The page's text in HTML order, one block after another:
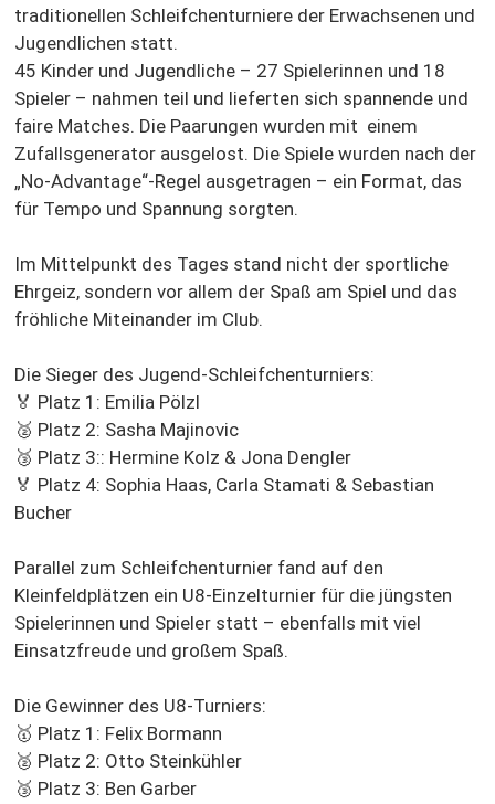
traditionellen Schleifchenturniere der Erwachsenen und
Jugendlichen statt.
45 Kinder und Jugendliche – 27 Spielerinnen und 18
Spieler – nahmen teil und lieferten sich spannende und
faire Matches. Die Paarungen wurden mit einem
Zufallsgenerator ausgelost. Die Spiele wurden nach der
„No-Advantage“-Regel ausgetragen – ein Format, das
für Tempo und Spannung sorgten.
Im Mittelpunkt des Tages stand nicht der sportliche
Ehrgeiz, sondern vor allem der Spaß am Spiel und das
fröhliche Miteinander im Club.
Die Sieger des Jugend-Schleifchenturniers:
🏅 Platz 1: Emilia Pölzl
🥈 Platz 2: Sasha Majinovic
🥉 Platz 3:: Hermine Kolz & Jona Dengler
🏅 Platz 4: Sophia Haas, Carla Stamati & Sebastian
Bucher
Parallel zum Schleifchenturnier fand auf den
Kleinfeldplätzen ein U8-Einzelturnier für die jüngsten
Spielerinnen und Spieler statt – ebenfalls mit viel
Einsatzfreude und großem Spaß.
Die Gewinner des U8-Turniers:
🥇 Platz 1: Felix Bormann
🥈 Platz 2: Otto Steinkühler
🥉 Platz 3: Ben Garber